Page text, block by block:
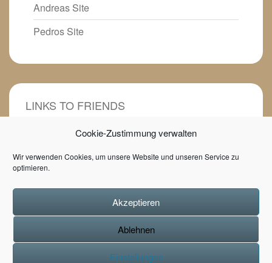
Cookie-Zustimmung verwalten
Wir verwenden Cookies, um unsere Website und unseren Service zu
optimieren.
Akzeptieren
Ablehnen
Einstellungen
Andreas Site
Pedros Site
LINKS TO FRIENDS
Tunupa- Kunsthandwerk
Game of Books Buchblog